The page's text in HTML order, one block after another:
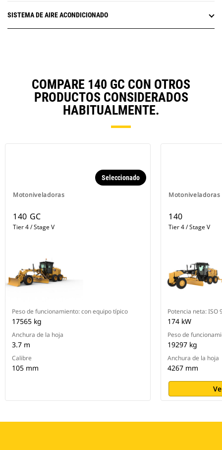
SISTEMA DE AIRE ACONDICIONADO
COMPARE 140 GC CON OTROS
PRODUCTOS CONSIDERADOS
HABITUALMENTE.
Motoniveladoras
Seleccionado
140 GC
Tier 4 / Stage V
Peso de funcionamiento: con equipo típico
17565 kg
Anchura de la hoja
3.7 m
Calibre
105 mm
Motoniveladoras
140
Tier 4 / Stage V
Potencia neta: ISO
174 kW
Peso de
19297 kg
Anchura de la hoja
4267 mm